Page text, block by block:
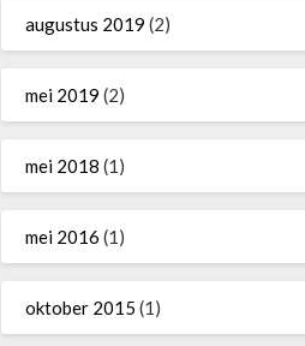
augustus 2019 (2)
mei 2019 (2)
mei 2018 (1)
mei 2016 (1)
oktober 2015 (1)